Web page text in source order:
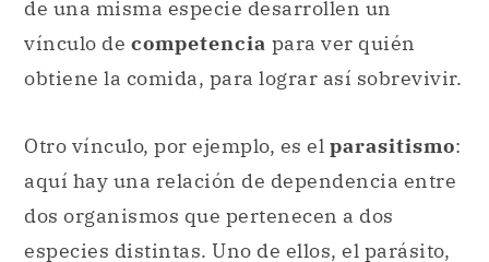
Otro vínculo, por ejemplo, es elparasitismo
aquí hay una relación de dependencia entre
dos organismos que pertenecen a dos
perjudica a otro (elhuésped ); el parásito
puede vivir en la piel de este huésped (como
las pulgas) o no.